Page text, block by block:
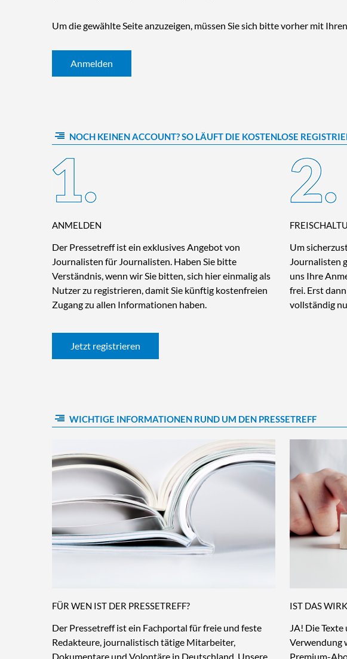
Um die gewählte Seite anzuzeigen, müssen Sie sich bitte vorher mit
Anmelden
NOCH KEINEN ACCOUNT? SO LÄUFT DIE KOSTENLOSE
ANMELDEN
Der Pressetreff ist ein exklusives Angebot von
Journalisten für Journalisten. Haben Sie bitte
Verständnis, wenn wir Sie bitten, sich hier einmalig als
Nutzer zu registrieren, damit Sie künftig kostenfreien
Zugang zu allen Informationen haben.
Um
Journalisten
uns Ihre
frei. Erst
vollständig
Jetzt registrieren
WICHTIGE INFORMATIONEN RUND UM DEN PRESSETREFF
FÜR WEN IST DER PRESSETREFF?
Der Pressetreff ist ein Fachportal für freie und feste
Redakteure, journalistisch tätige Mitarbeiter,
Dokumentare und Volontäre in Deutschland. Unsere
IST DAS
JA! Die
Verwendung
Premium-